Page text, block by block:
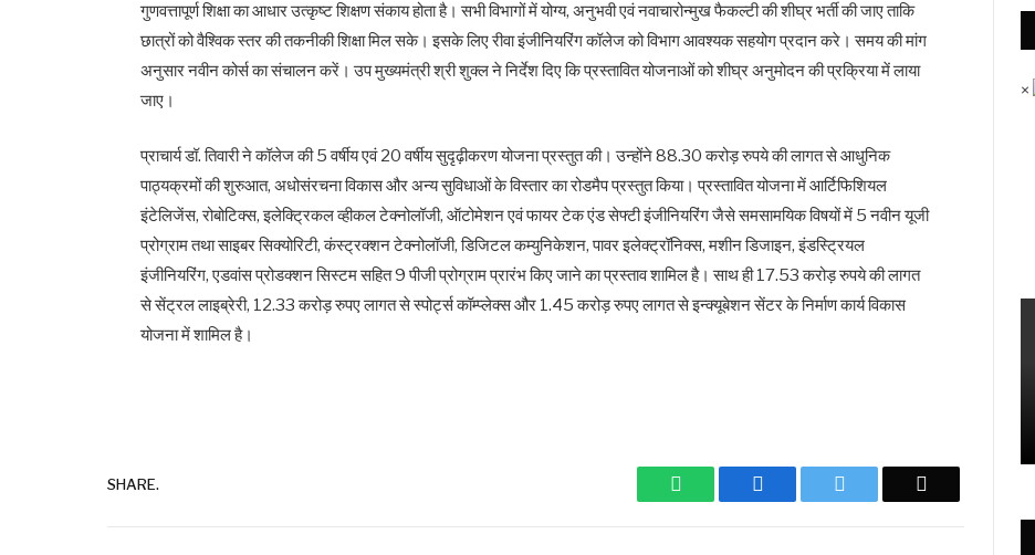
गुणवत्तापूर्ण शिक्षा का आधार उत्कृष्ट शिक्षण संकाय होता है। सभी विभागों में योग्य, अनुभवी एवं नवाचारोन्मुख फैकल्टी की शीघ्र भर्ती की जाए ताकि
छात्रों को वैश्विक स्तर की तकनीकी शिक्षा मिल सके। इसके लिए रीवा इंजीनियरिंग कॉलेज को विभाग आवश्यक सहयोग प्रदान करे। समय की मांग
अनुसार नवीन कोर्स का संचालन करें। उप मुख्यमंत्री श्री शुक्ल ने निर्देश दिए कि प्रस्तावित योजनाओं को शीघ्र अनुमोदन की प्रक्रिया में लाया
जाए।
प्राचार्य डॉ. तिवारी ने कॉलेज की 5 वर्षीय एवं 20 वर्षीय सुदृढ़ीकरण योजना प्रस्तुत की। उन्होंने 88.30 करोड़ रुपये की लागत से आधुनिक
पाठ्यक्रमों की शुरुआत, अधोसंरचना विकास और अन्य सुविधाओं के विस्तार का रोडमैप प्रस्तुत किया। प्रस्तावित योजना में आर्टिफिशियल
इंटेलिजेंस, रोबोटिक्स, इलेक्ट्रिकल व्हीकल टेक्नोलॉजी, ऑटोमेशन एवं फायर टेक एंड सेफ्टी इंजीनियरिंग जैसे समसामयिक विषयों में 5 नवीन यूजी
प्रोग्राम तथा साइबर सिक्योरिटी, कंस्ट्रक्शन टेक्नोलॉजी, डिजिटल कम्युनिकेशन, पावर इलेक्ट्रॉनिक्स, मशीन डिजाइन, इंडस्ट्रियल
इंजीनियरिंग, एडवांस प्रोडक्शन सिस्टम सहित 9 पीजी प्रोग्राम प्रारंभ किए जाने का प्रस्ताव शामिल है। साथ ही 17.53 करोड़ रुपये की लागत
से सेंट्रल लाइब्रेरी, 12.33 करोड़ रुपए लागत से स्पोर्ट्स कॉम्प्लेक्स और 1.45 करोड़ रुपए लागत से इन्क्यूबेशन सेंटर के निर्माण कार्य विकास
योजना में शामिल है।
SHARE. WhatsApp Facebook
×